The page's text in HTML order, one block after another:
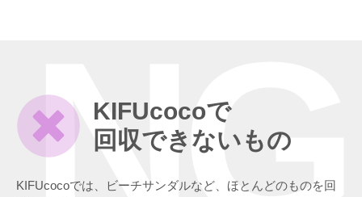
KIFUcocoで
回収できないもの
KIFUcocoでは、ビーチサンダルなど、ほとんどのものを回
NG